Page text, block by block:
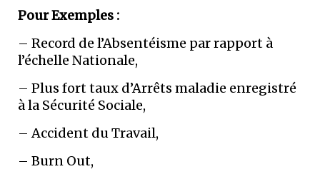
Pour Exemples :
– Record de l’Absentéisme par rapport à
l’échelle Nationale,
– Plus fort taux d’Arrêts maladie enregistré
à la Sécurité Sociale,
– Accident du Travail,
– Burn Out,